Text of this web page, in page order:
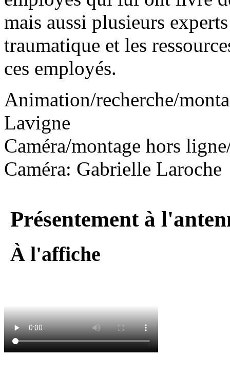
mais aussi plusieurs
traumatique et les
ces employés.
Animation/recherche/
Lavigne
Caméra/montage hors
Caméra: Gabrielle Laroche
Présentement à
À l'affiche